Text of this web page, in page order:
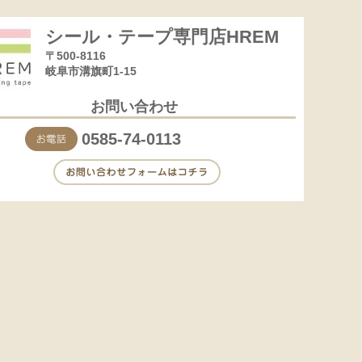
シール・テープ専門店HREM
〒500-8116
岐阜市溝旗町1-15
お問い合わせ
0585-74-0113